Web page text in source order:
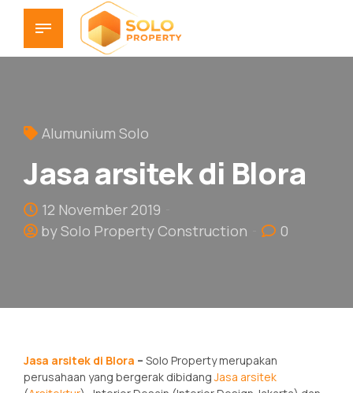
Alumunium Solo
Jasa arsitek di Blora
12 November 2019
by Solo Property Construction
0
Jasa arsitek di Blora – Solo Property merupakan
perusahaan yang bergerak dibidangJasa arsitek